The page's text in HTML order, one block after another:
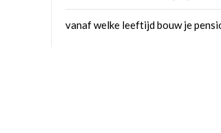
vanaf welke leeftijd bouw je